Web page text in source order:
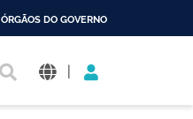
ÓRGÃOS DO GOVERNO
|